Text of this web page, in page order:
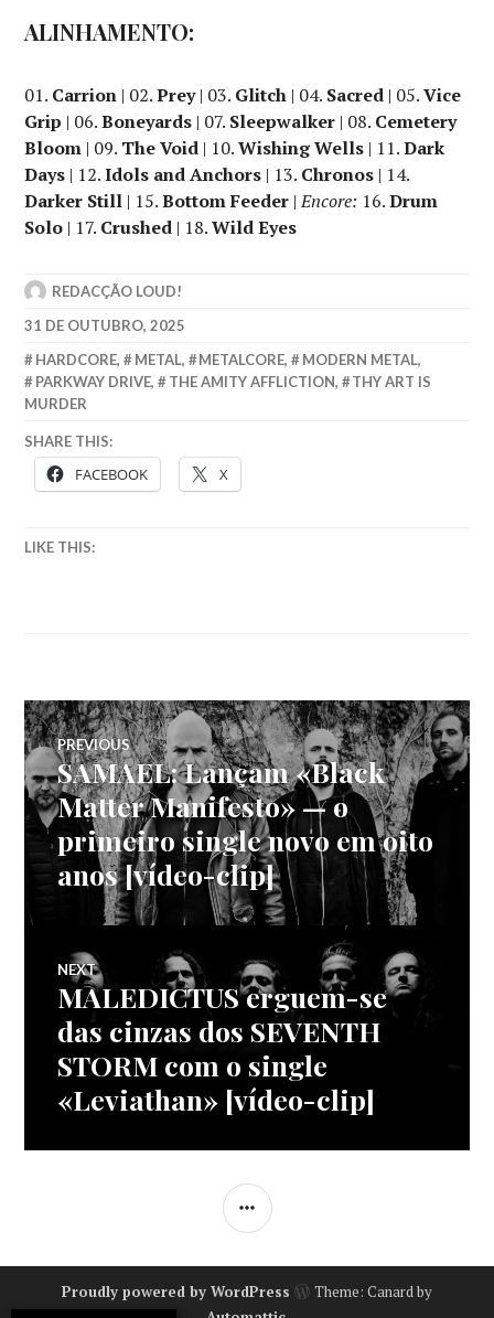
ALINHAMENTO:
01. Carrion | 02.Prey| 03. Glitch | 04. Sacred | 05.Vice
Grip | 06.Boneyards | 07. Sleepwalker | 08. Cemetery
Bloom | 09. The Void | 10.Wishing Wells | 11.Dark
Days | 12.Idols and Anchors | 13. Chronos | 14.
Darker Still | 15.Bottom Feeder |Encore: 16.Drum
Solo | 17. Crushed | 18.Wild Eyes
REDACÇÃO LOUD!
31 DE OUTUBRO, 2025
HARDCORE, METAL, METALCORE, MODERN METAL,
PARKWAY DRIVE, THE AMITY AFFLICTION,
THY ART IS
MURDER
SHARE THIS:
FACEBOOK X
LIKE THIS:
Navegação
de
artigos
PREVIOUS
Previous
post:
SAMAEL: Lançam «Black
Matter Manifesto» — o
primeiro single novo em oito
anos [vídeo-clip]
NEXT
Next
post:
MALEDICTUS erguem-se
das cinzas dos SEVENTH
STORM com o single
«Leviathan» [vídeo-clip]
SIDEBAR
Proudly powered by WordPress
Theme: Canard by